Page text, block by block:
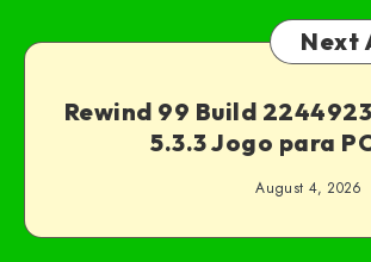
Next
Rewind 99 Build
5.3.3 Jogo para
August 4, 2026